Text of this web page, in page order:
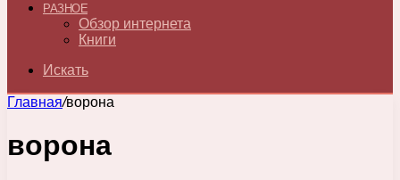
РАЗНОЕ
Обзор интернета
Книги
Искать
Главная/ворона
ворона